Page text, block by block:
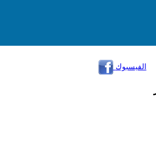
الفيسبوك